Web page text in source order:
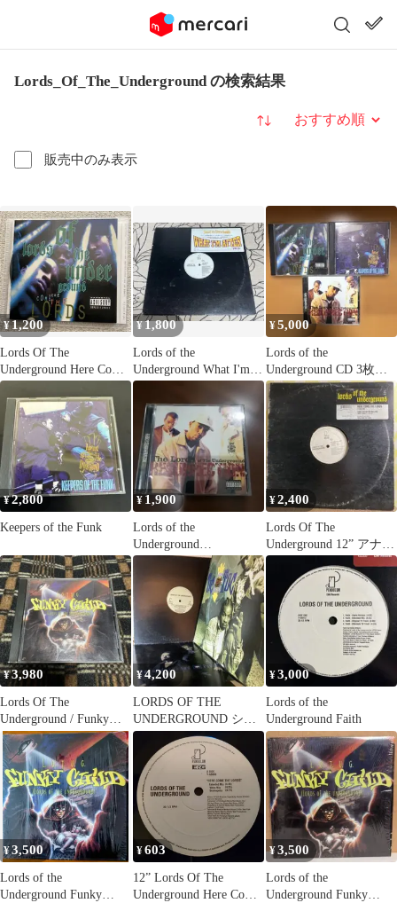
Lords_Of_The_Underground の検索結果
販売中のみ表示
並び替え
¥1,200
Lords Of The
Underground Here Come
The..
¥1,800
Lords of the
Underground What I'm
After
¥5,000
Lords of the
Underground CD 3枚セ
ット
¥2,800
Keepers of the Funk
¥ 1,900
Lords of the
Underground
RESURRECTION CD
¥2,400
Lords Of The
Underground 12” アナロ
グ
¥3,980
Lords Of The
Underground ‎/ Funky
Child
¥4,200
LORDS OF THE
UNDERGROUND シン
グル3枚セット
¥3,000
Lords of the
Underground Faith
¥3,500
Lords of the
Underground Funky
¥603
12” Lords Of The
Underground Here Come
¥3,500
Lords of the
Underground Funky